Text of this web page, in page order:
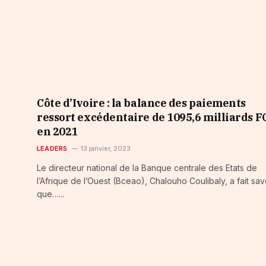
Côte d’Ivoire : la balance des paiements
ressort excédentaire de 1095,6 milliards
en 2021
LEADERS 13 janvier, 2023
Le directeur national de la Banque centrale des Etats de
l’Afrique de l’Ouest (Bceao), Chalouho Coulibaly, a fait
que…...